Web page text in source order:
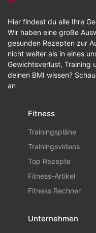
Hier findest du alle Ihre
Wir haben eine große
gesunden Rezepten zur
nicht weiter als in eines
Gewichtsverlust, Training
deinen BMI wissen?
an
Fitness
Trainingspläne
Trainingsvideos
Top Rezepte
Fitness-Artikel
Fitness Rechner
Unternehmen